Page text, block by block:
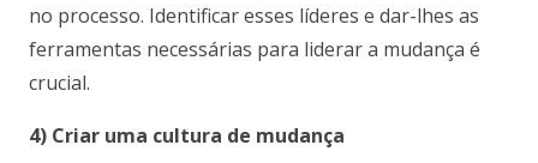
no processo. Identificar esses líderes e dar-lhes as
ferramentas necessárias para liderar a mudança é
crucial.
4) Criar uma cultura de mudança